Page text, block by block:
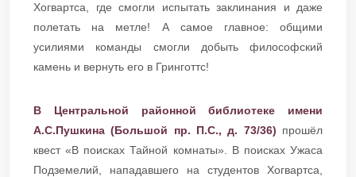
Хогвартса, где смогли испытать заклинания и даже
полетать на метле! А самое главное: общими
усилиями команды смогли добыть философский
камень и вернуть его в Гринготтс!
В Центральной районной библиотеке имени
А.С.Пушкина (Большой пр. П.С., д. 73/36) прошёл
квест «В поисках Тайной комнаты». В поисках Ужаса
Подземелий, нападавшего на студентов Хогвартса,